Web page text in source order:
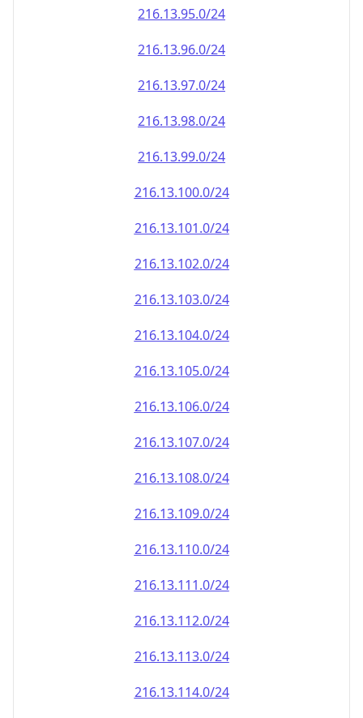
216.13.95.0/24
216.13.96.0/24
216.13.97.0/24
216.13.98.0/24
216.13.99.0/24
216.13.100.0/24
216.13.101.0/24
216.13.102.0/24
216.13.103.0/24
216.13.104.0/24
216.13.105.0/24
216.13.106.0/24
216.13.107.0/24
216.13.108.0/24
216.13.109.0/24
216.13.110.0/24
216.13.111.0/24
216.13.112.0/24
216.13.113.0/24
216.13.114.0/24